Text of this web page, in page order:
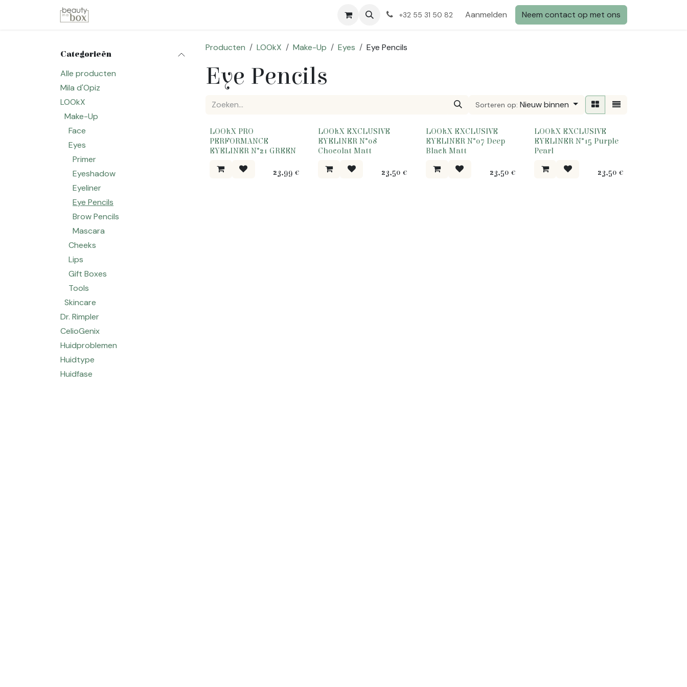
Overslaan naar inhoud
+32 55 31 50 82 Aanmelden Neem contact op met ons
Categorieën
Alle producten
Mila d'Opiz
LOOkX
Make-Up
Face
Eyes
Primer
Eyeshadow
Eyeliner
Eye Pencils
Brow Pencils
Mascara
Cheeks
Lips
Gift Boxes
Tools
Skincare
Dr. Rimpler
CelioGenix
Huidproblemen
Huidtype
Huidfase
Producten LOOkX Make-Up Eyes Eye Pencils
Eye Pencils
Sorteren op: Nieuw binnen
LOOkX PRO
PERFORMANCE
EYELINER N°21 GREEN
23,99 €
LOOkX EXCLUSIVE
EYELINER N°08
Chocolat Matt
23,50 €
LOOkX EXCLUSIVE
EYELINER N°07 Deep
Black Matt
23,50 €
LOOkX EXCLUSIVE
EYELINER N°15 Purple
Pearl
23,50 €